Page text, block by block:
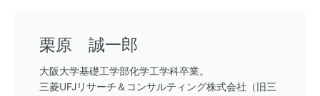
栗原 誠一郎
大阪大学基礎工学部化学工学科卒業。
三菱UFJリサーチ＆コンサルティング株式会社（旧三